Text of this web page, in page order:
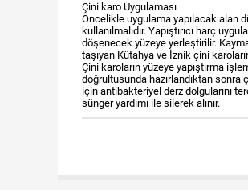
Çini karo Uygulaması
Öncelikle uygulama yapılacak alan
kullanılmalıdır. Yapıştırıcı harç
döşenecek yüzeye yerleştirilir.
taşıyan Kütahya ve İznik çini
Çini karoların yüzeye yapıştırma
doğrultusunda hazırlandıktan sonra
için antibakteriyel derz dolgularını
sünger yardımı ile silerek alınır.